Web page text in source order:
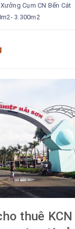
Cụm CN Bến Cát
3.300m2
thuê